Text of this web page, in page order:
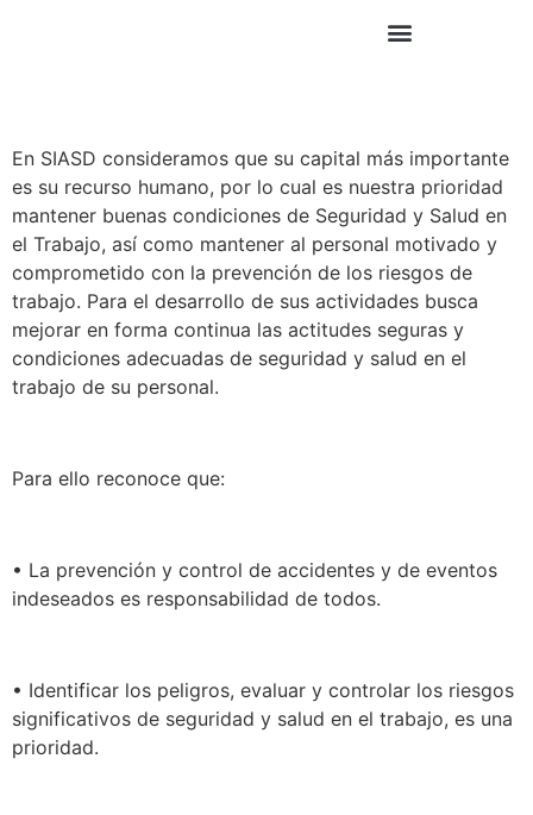
En SIASD consideramos que su capital más importante
es su recurso humano, por lo cual es nuestra prioridad
mantener buenas condiciones de Seguridad y Salud en
el Trabajo, así como mantener al personal motivado y
comprometido con la prevención de los riesgos de
trabajo. Para el desarrollo de sus actividades busca
mejorar en forma continua las actitudes seguras y
condiciones adecuadas de seguridad y salud en el
trabajo de su personal.
Para ello reconoce que:
• La prevención y control de accidentes y de eventos
indeseados es responsabilidad de todos.
• Identificar los peligros, evaluar y controlar los riesgos
significativos de seguridad y salud en el trabajo, es una
prioridad.